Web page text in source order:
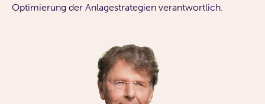
Optimierung der Anlagestrategien verantwortlich.